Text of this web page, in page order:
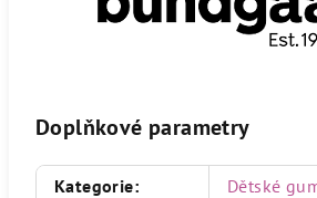
Doplňkové parametry
Kategorie:
Dětské